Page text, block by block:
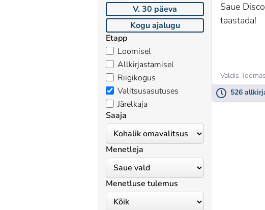
V. 30 päeva
Kogu ajalugu
Etapp
Loomisel
Allkirjastamisel
Riigikogus
Valitsusasutuses
Järelkaja
Saaja
Menetleja
Menetluse tulemus
Saue
taastada!
Valdis
526